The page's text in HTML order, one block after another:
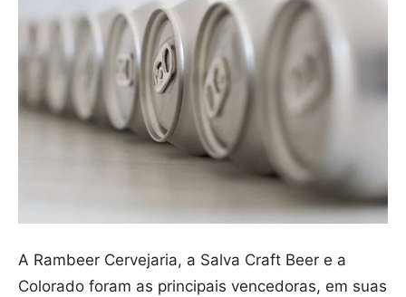
A Rambeer Cervejaria, a Salva Craft Beer e a
Colorado foram as principais vencedoras, em suas